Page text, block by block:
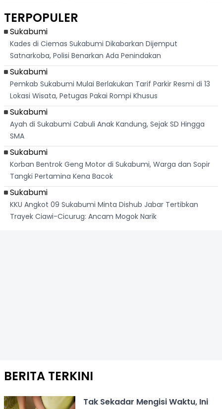
Banteng
"Bang Messi"
TERPOPULER
Sukabumi
Kades di Ciemas Sukabumi Dikabarkan Dijemput
Satnarkoba, Polisi Benarkan Ada Penindakan
Sukabumi
Pemkab Sukabumi Mulai Berlakukan Tarif Parkir Resmi di 13
Lokasi Wisata, Petugas Pakai Rompi Khusus
Sukabumi
Ayah di Sukabumi Cabuli Anak Kandung, Sejak SD Hingga
SMA
Sukabumi
Korban Bentrok Geng Motor di Sukabumi, Warga dan Sopir
Tangki Pertamina Kena Bacok
Sukabumi
KKU Angkot 09 Sukabumi Minta Dishub Jabar Tertibkan
Trayek Ciawi-Cicurug: Ancam Mogok Narik
BERITA TERKINI
Tak Sekadar Mengisi Waktu, Ini